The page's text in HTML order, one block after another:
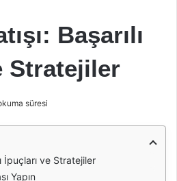
Başarılı
Stratejiler
süresi
İpuçları ve Stratejiler
Yapın